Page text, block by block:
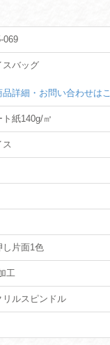
069
スバッグ
品詳細・お問い合わせは
ト紙140g/㎡
ス
し片面1色
工
リルスピンドル